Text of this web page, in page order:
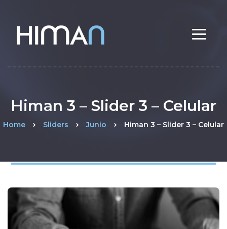
Himan 3 – Slider 3 – Celular
Home Sliders Junio Himan 3 – Slider 3 – Celular